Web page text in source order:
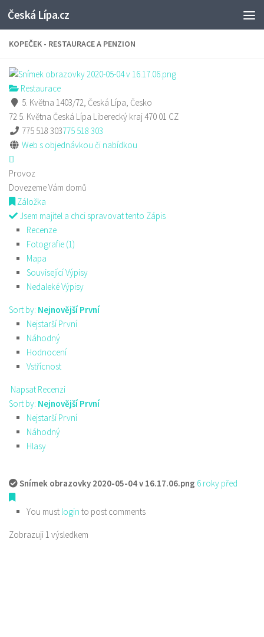
Skip to content
Česká Lípa.cz
KOPEČEK - RESTAURACE A PENZION
Restaurace
5. Května 1403/72, Česká Lípa, Česko
72 5. Května Česká Lípa Liberecký kraj470 01 CZ
775 518 303775 518 303
Web s objednávkou či nabídkou
Provoz
Dovezeme Vám domů
Záložka
Jsem majitel a chci spravovat tento Zápis
Recenze
Fotografie (1)
Mapa
Související Výpisy
Nedaleké Výpisy
Sort by: Nejnovější První
Nejstarší První
Náhodný
Hodnocení
Vstřícnost
Napsat Recenzi
Sort by: Nejnovější První
Nejstarší První
Náhodný
Hlasy
Snímek obrazovky 2020-05-04 v 16.17.06.png 6 roky před
You must login to post comments
Zobrazuji 1 výsledkem